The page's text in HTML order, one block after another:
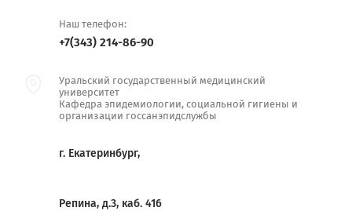
Наш телефон:
+7(343) 214-86-90
г. Екатеринбург,
Репина, д.3, каб. 416
Уральский государственный медицинский
университет
Кафедра эпидемиологии, социальной гигиены и
организации госсанэпидслужбы